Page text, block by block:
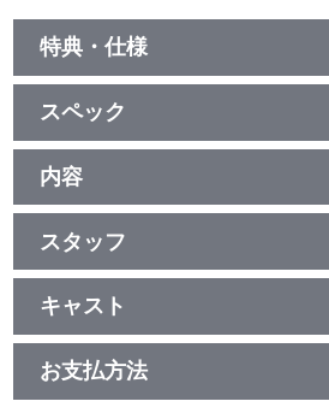
特典・仕様
特典
■DRAMA CD 2
■銘戸芽衣ヒロインビジュアル生写真
■特製原画ブック Vol.2
映像特典
■銘戸芽衣キャラクターPV
■Blu-ray発売告知CM
他、仕様
■キャラクターデザイン・矢野 茜 描き下
スペック
品番：BCXA-1890
ジャンル：TVアニメ
（本編約47分＋映像特典約2分）／ﾘﾆｱ
／16:9<1080p High Definition>／カラ
内容
制作年度：2025年
【2話収録】
■第15話「メイドさんは見えてる？」
かつては品格と威厳に満ち溢れていた
れむ大人げない姿で、彼氏の恋太郎やそ
着てほしいとせがんでいた。母親の振る
荒げてしまう羽香里。そんな気まずい空
莉の薬が火を噴くのだった…。またある
スタッフ
第15話 シナリオ：山田靖智／絵コンテ
隆太／演出協力：安部元宏／総作画監督
千明、西山実果、水崎健太、古川三郎
第16話 シナリオ：山田靖智／絵コンテ
大／総作画監督：矢野 茜／作画監督：舘
キャスト
愛城恋太郎：加藤 渉／花園羽香里：本渡
／好本 静：長縄まりあ／栄逢凪乃：瀬戸
加／花園羽々里：上坂すみれ／原賀胡桃
お支払方法